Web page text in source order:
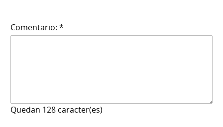
Comentario: *
Quedan 128 caracter(es)